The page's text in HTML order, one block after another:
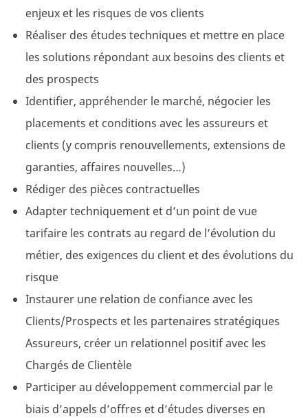
enjeux et les risques de vos clients
Réaliser des études techniques et mettre en place
les solutions répondant aux besoins des clients et
des prospects
Identifier, appréhender le marché, négocier les
placements et conditions avec les assureurs et
clients (y compris renouvellements, extensions de
garanties, affaires nouvelles…)
Rédiger des pièces contractuelles
Adapter techniquement et d’un point de vue
tarifaire les contrats au regard de l’évolution du
métier, des exigences du client et des évolutions du
risque
Instaurer une relation de confiance avec les
Clients/Prospects et les partenaires stratégiques
Assureurs, créer un relationnel positif avec les
Chargés de Clientèle
Participer au développement commercial par le
biais d’appels d’offres et d’études diverses en